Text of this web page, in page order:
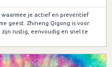
waarmee je actief en preventief
geest. Zhineng Qigong is voor
rustig, eenvoudig en snel te